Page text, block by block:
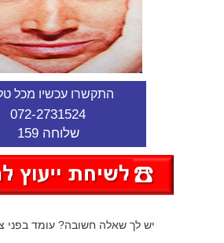
התקשרו עכשיו מכל
072-2731524
שלוחה 159
יש לך שאלה חשובה? עומד בפני